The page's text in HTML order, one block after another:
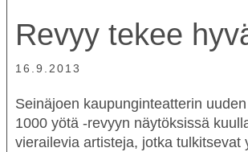
Revyy tekee
16.9.2013
Seinäjoen kaupunginteatterin uuden
1000 yötä -revyyn näytöksissä
vierailevia artisteja, jotka tulkitsevat